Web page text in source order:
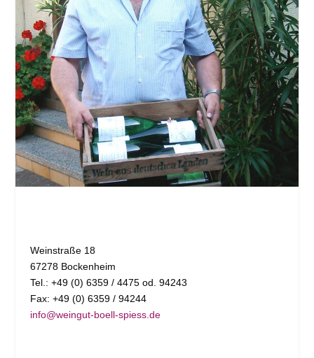
Weinstraße 18
67278 Bockenheim
Tel.: +49 (0) 6359 / 4475 od. 94243
Fax: +49 (0) 6359 / 94244
info@weingut-boell-spiess.de